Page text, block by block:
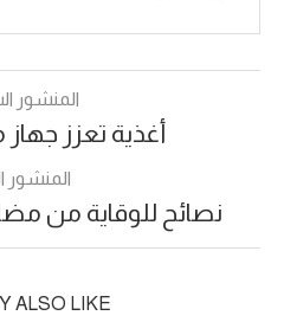
المنشور
أغذية تعزز
المنشور
نصائح للوقاية من
ALSO LIKE